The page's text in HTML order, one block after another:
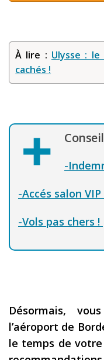
À lire : Ulysse :
cachés !
-
-Accés salon
-Vols pas chers !
Désormais,
l’aéroport de
le temps de votre